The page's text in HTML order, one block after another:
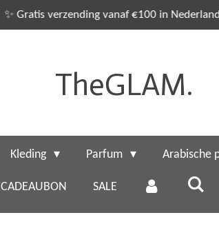
✨ Gratis verzending vanaf €100 in
TheGLAM.
Kleding Parfum Arabische
CADEAUBON SALE